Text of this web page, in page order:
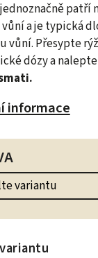
patří
a je typická
vůní. Přesypte
dózy a nalepte
informace